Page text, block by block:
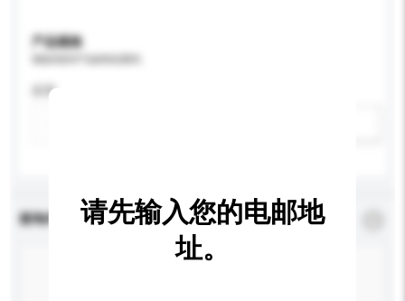
产品规格
应用
查询内容 *必须填写
请先输入您的电邮地
址。